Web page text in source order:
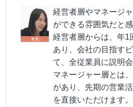
経営者層やマネージ
ができる雰囲気だと感
経営者層からは、年1
あり、会社の目指す
て、全従業員に説明
マネージャー層とは
があり、先期の営業
を直接いただけます。